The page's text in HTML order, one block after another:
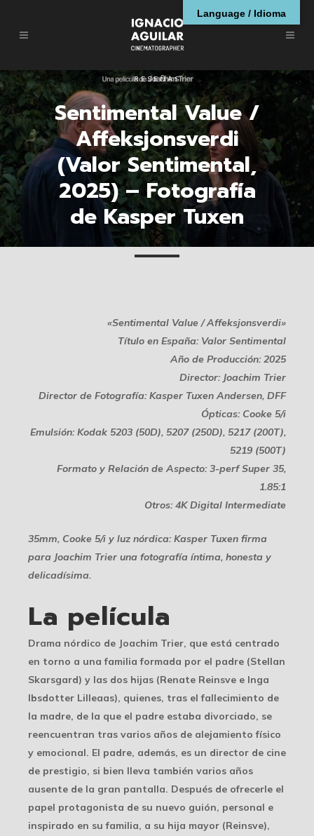
RESEÑAS
Sentimental Value /
Affeksjonsverdi
(Valor Sentimental,
2025) – Fotografía
de Kasper Tuxen
«Sentimental Value / Affeksjonsverdi»
Título en España: Valor Sentimental
Año de Producción: 2025
Director: Joachim Trier
Director de Fotografía: Kasper Tuxen Andersen, DFF
Ópticas: Cooke 5/i
Emulsión: Kodak 5203 (50D), 5207 (250D), 5217 (200T),
5219 (500T)
Formato y Relación de Aspecto: 3-perf Super 35,
1.85:1
Otros: 4K Digital Intermediate
35mm, Cooke 5/i y luz nórdica: Kasper Tuxen firma
para Joachim Trier una fotografía íntima, honesta y
delicadísima.
La película
Drama nórdico de Joachim Trier, que está centrado
en torno a una familia formada por el padre (Stellan
Skarsgard) y las dos hijas (Renate Reinsve e Inga
Ibsdotter Lilleaas), quienes, tras el fallecimiento de
la madre, de la que el padre estaba divorciado, se
reencuentran tras varios años de alejamiento físico
y emocional. El padre, además, es un director de cine
de prestigio, si bien lleva también varios años
ausente de la gran pantalla. Después de ofrecerle el
papel protagonista de su nuevo guión, personal e
inspirado en su familia, a su hija mayor (Reinsve),
Language / Idioma